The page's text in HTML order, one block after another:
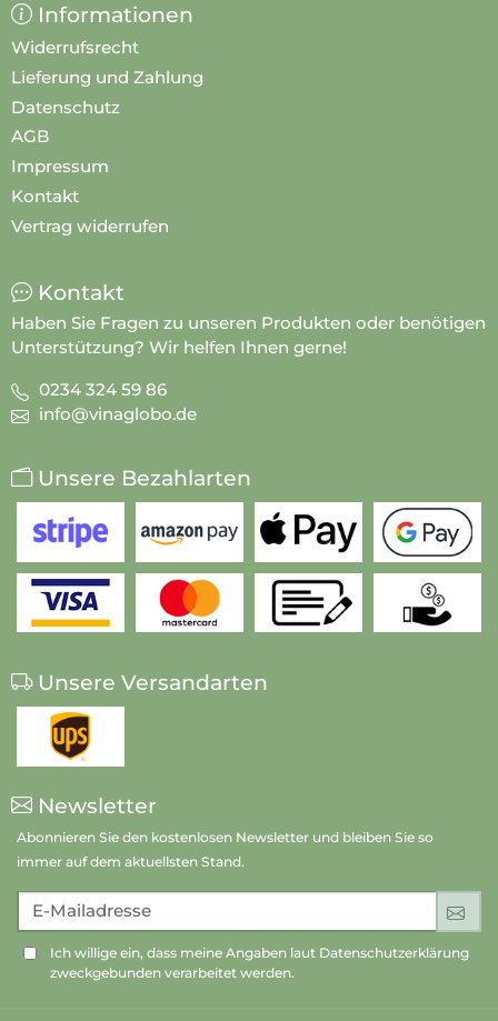
Informationen
Widerrufsrecht
Lieferung und Zahlung
Datenschutz
AGB
Impressum
Kontakt
Vertrag widerrufen
Kontakt
Haben Sie Fragen zu unseren Produkten oder benötigen
Unterstützung? Wir helfen Ihnen gerne!
0234 324 59 86
info@vinaglobo.de
Unsere Bezahlarten
Unsere Versandarten
Newsletter
Abonnieren Sie den kostenlosen Newsletter und bleiben Sie so
immer auf dem aktuellsten Stand.
E-Mailadresse
Ich willige ein, dass meine Angaben laut Datenschutzerklärung
zweckgebunden verarbeitet werden.